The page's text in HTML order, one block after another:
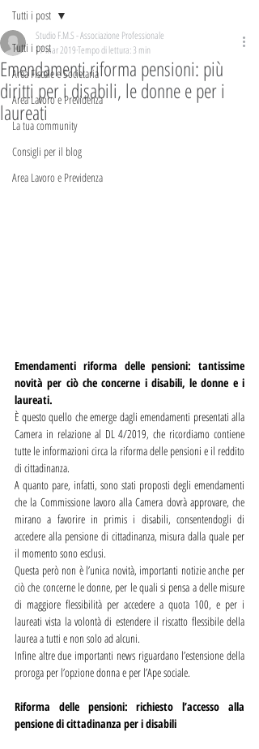
Tutti i post
Area Fiscale e Societaria
Area Lavoro e Previdenza
La tua community
Consigli per il blog
Area Lavoro e Previdenza
Tutti i post
Emendamenti riforma pensioni: più
diritti per i disabili, le donne e per i
laureati
Studio F.M.S - Associazione Professionale
17 mar 2019Tempo di lettura: 3 min
Emendamenti riforma delle pensioni: tantissime
novità per ciò che concerne i disabili, le donne e i
laureati.
È questo quello che emerge dagli emendamenti presentati alla
Camera in relazione al DL 4/2019, che ricordiamo contiene
tutte le informazioni circa la riforma delle pensioni e il reddito
di cittadinanza.
A quanto pare, infatti, sono stati proposti degli emendamenti
che la Commissione lavoro alla Camera dovrà approvare, che
mirano a favorire in primis i disabili, consentendogli di
accedere alla pensione di cittadinanza, misura dalla quale per
il momento sono esclusi.
Questa però non è l’unica novità, importanti notizie anche per
ciò che concerne le donne, per le quali si pensa a delle misure
di maggiore flessibilità per accedere a quota 100, e per i
laureati vista la volontà di estendere il riscatto flessibile della
laurea a tutti e non solo ad alcuni.
Infine altre due importanti news riguardano l’estensione della
proroga per l’opzione donna e per l’Ape sociale.
Riforma delle pensioni: richiesto l’accesso alla
pensione di cittadinanza per i disabili